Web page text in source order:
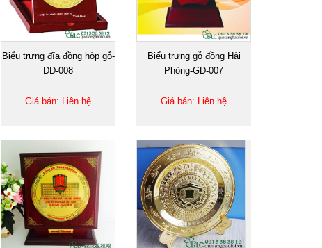
Biểu trưng đĩa đồng hộp gỗ-
DD-008
Giá bán: Liên hệ
Biểu trưng gỗ đồng Hải
Phòng-GD-007
Giá bán: Liên hệ